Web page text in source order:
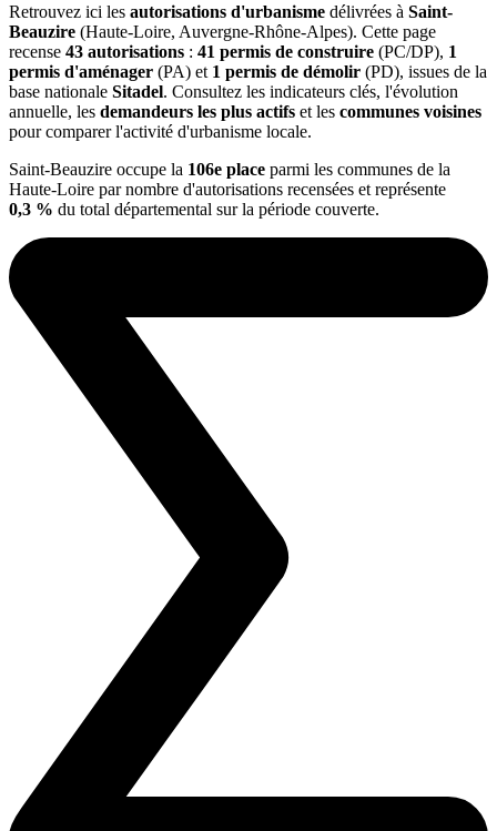
Retrouvez ici les autorisations d'urbanisme délivrées à Saint-
Beauzire (Haute-Loire, Auvergne-Rhône-Alpes). Cette page
recense 43 autorisations : 41 permis de construire (PC/DP), 1
permis d'aménager (PA) et 1 permis de démolir (PD), issues de la
base nationale Sitadel. Consultez les indicateurs clés, l'évolution
annuelle, les demandeurs les plus actifs et les communes voisines
pour comparer l'activité d'urbanisme locale.
Saint-Beauzire occupe la 106e place parmi les communes de la
Haute-Loire par nombre d'autorisations recensées et représente
0,3 % du total départemental sur la période couverte.